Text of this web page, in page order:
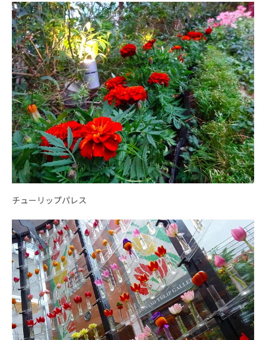
チューリップパレス